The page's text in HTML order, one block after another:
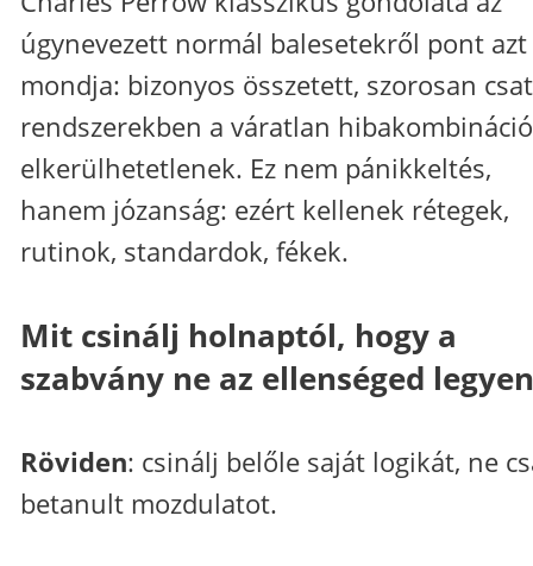
úgynevezett normál balesetekről pont azt
mondja: bizonyos összetett, szorosan
rendszerekben a váratlan
elkerülhetetlenek. Ez nem pánikkeltés,
hanem józanság: ezért kellenek rétegek,
rutinok, standardok, fékek.
Mit csinálj holnaptól, hogy a
szabvány ne az ellenséged
Röviden: csinálj belőle saját logikát, ne
betanult mozdulatot.